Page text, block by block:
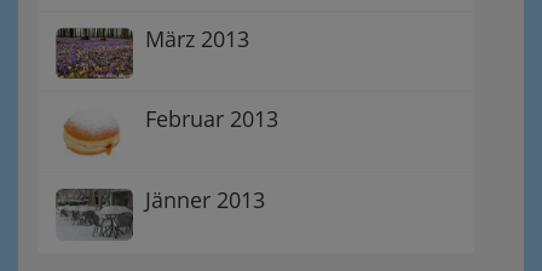
März 2013
Februar 2013
Jänner 2013